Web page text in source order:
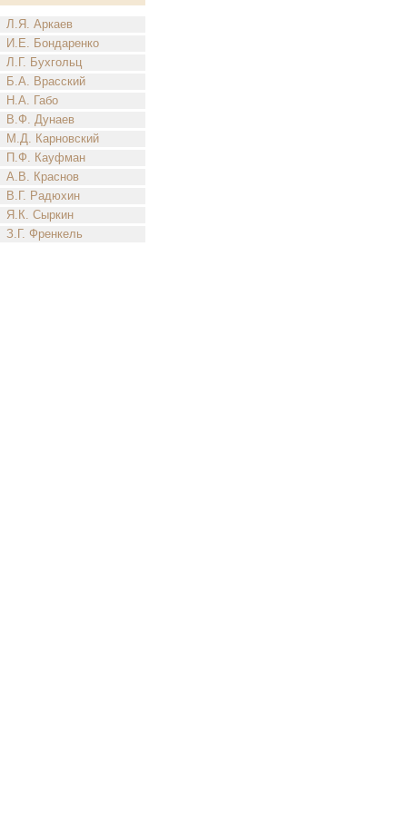
Л.Я. Аркаев
И.Е. Бондаренко
Л.Г. Бухгольц
Б.А. Врасский
Н.А. Габо
В.Ф. Дунаев
М.Д. Карновский
П.Ф. Кауфман
А.В. Краснов
В.Г. Радюхин
Я.К. Сыркин
З.Г. Френкель